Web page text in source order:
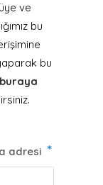
ve
bu
bu
buraya
adresi *